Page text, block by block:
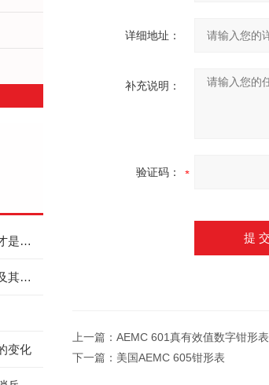
五花八门的烟气分析仪，哪一块才是心仪的，要选型参考看这里！
超高温红外测温仪的应用场景以及其在现代科技中的重要性
变化
详细地址：
补充说明：
验证码：
上一篇：AEMC 601真有效值数字钳形表
下一篇： 美国AEMC 605钳形表